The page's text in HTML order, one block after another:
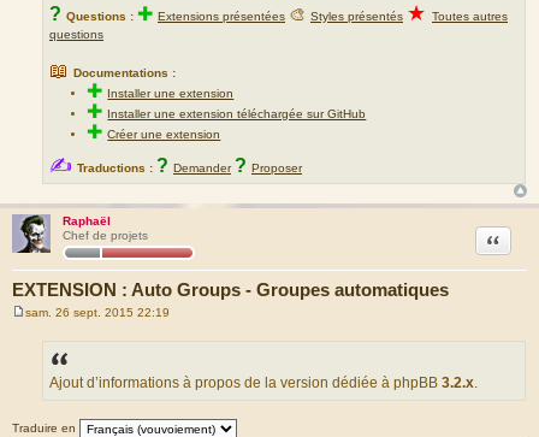
? Questions : ✚ Extensions présentées 🎨 Styles présentés ★ Toutes autres
questions
📖 Documentations :
✚ Installer une extension
✚ Installer une extension téléchargée sur GitHub
✚Créer une extension
✍ Traductions : ? Demander ? Proposer
Raphaël
Chef de projets
EXTENSION : Auto Groups - Groupes automatiques
Citation
sam. 26 sept. 2015 22:19
Ajout d’informations à propos de la version dédiée à phpBB 3.2.x.
Traduire en